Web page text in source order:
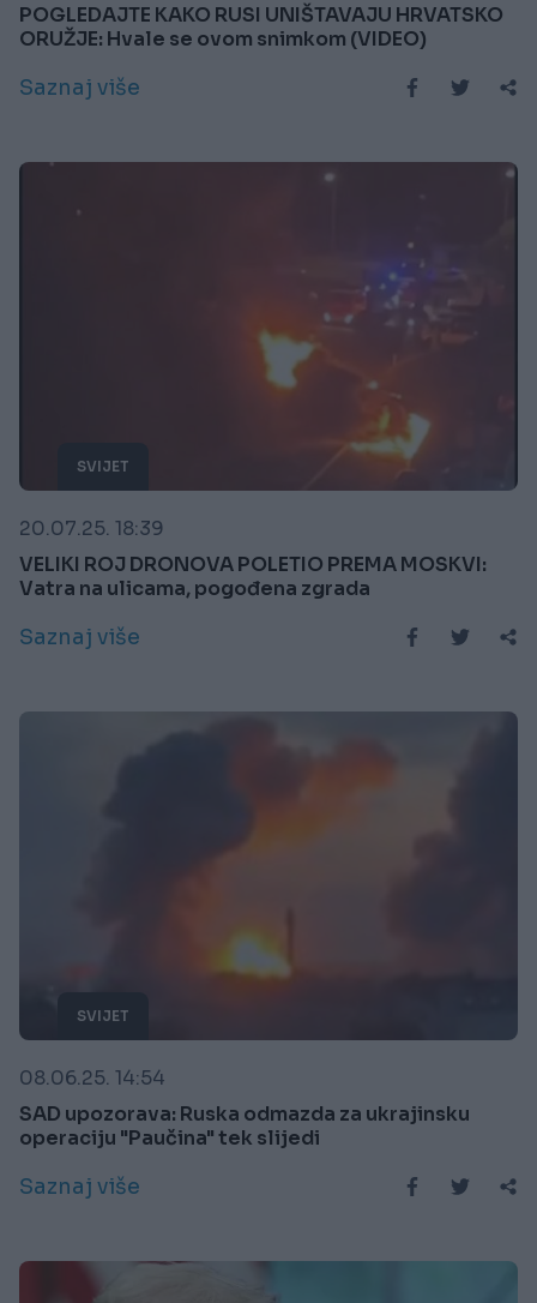
POGLEDAJTE KAKO RUSI UNIŠTAVAJU HRVATSKO
ORUŽJE: Hvale se ovom snimkom (VIDEO)
Saznaj više
SVIJET
20.07.25. 18:39
VELIKI ROJ DRONOVA POLETIO PREMA MOSKVI:
Vatra na ulicama, pogođena zgrada
Saznaj više
SVIJET
08.06.25. 14:54
SAD upozorava: Ruska odmazda za ukrajinsku
operaciju "Paučina" tek slijedi
Saznaj više